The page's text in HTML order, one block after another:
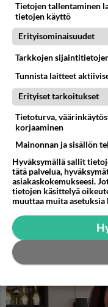
Muistatko? Dempsey ja
Makepeace - Sähköä
kun letkeä jenkki tapasi
yläluokkaisen britin
Tietojen tallentaminen
tietojen käyttö
Erityisominaisuudet
Tarkkojen
Tunnista laitteet
Erityiset tarkoitukset
Tietoturva,
korjaaminen
Mainonnan ja sisällön
Hyväksymällä sallit
tätä palvelua,
asiakaskokemukseesi.
tietojen käsittelyä
muuttaa muita